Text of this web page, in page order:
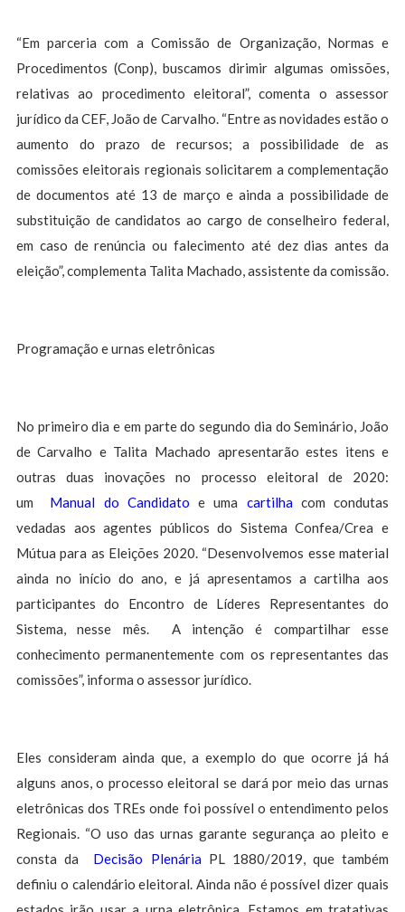
“Em parceria com a Comissão de Organização, Normas e
Procedimentos (Conp), buscamos dirimir algumas omissões,
relativas ao procedimento eleitoral”, comenta o assessor
jurídico da CEF, João de Carvalho. “Entre as novidades estão o
aumento do prazo de recursos; a possibilidade de as
comissões eleitorais regionais solicitarem a complementação
de documentos até 13 de março e ainda a possibilidade de
substituição de candidatos ao cargo de conselheiro federal,
em caso de renúncia ou falecimento até dez dias antes da
eleição”, complementa Talita Machado, assistente da comissão.
Programação e urnas eletrônicas
No primeiro dia e em parte do segundo dia do Seminário, João
de Carvalho e Talita Machado apresentarão estes itens e
outras duas inovações no processo eleitoral de 2020:
um Manual do Candidato e uma cartilhacom condutas
vedadas aos agentes públicos do Sistema Confea/Crea e
Mútua para as Eleições 2020. “Desenvolvemos esse material
ainda no início do ano, e já apresentamos a cartilha aos
participantes do Encontro de Líderes Representantes do
Sistema, nesse mês. A intenção é compartilhar esse
conhecimento permanentemente com os representantes das
comissões”, informa o assessor jurídico.
Eles consideram ainda que, a exemplo do que ocorre já há
alguns anos, o processo eleitoral se dará por meio das urnas
eletrônicas dos TREs onde foi possível o entendimento pelos
Regionais. “O uso das urnas garante segurança ao pleito e
consta da Decisão PlenáriaPL 1880/2019, que também
definiu o calendário eleitoral. Ainda não é possível dizer quais